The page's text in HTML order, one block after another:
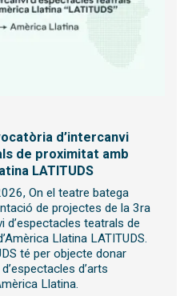
d’intercanvi
de proximitat amb
LATITUDS
On el teatre batega
de projectes de la 3ra
d’espectacles teatrals de
Llatina LATITUDS.
té per objecte donar
d’arts
Llatina.